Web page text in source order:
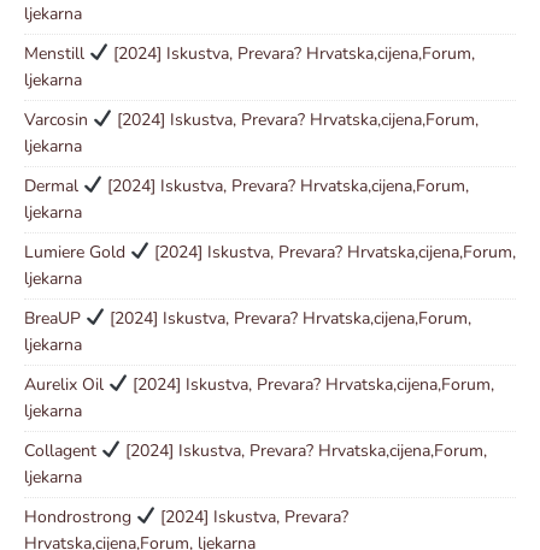
ljekarna
Menstill
[2024] Iskustva, Prevara? Hrvatska,cijena,Forum,
ljekarna
Varcosin
[2024] Iskustva, Prevara? Hrvatska,cijena,Forum,
ljekarna
Dermal
[2024] Iskustva, Prevara? Hrvatska,cijena,Forum,
ljekarna
Lumiere Gold
[2024] Iskustva, Prevara? Hrvatska,cijena,Forum,
ljekarna
BreaUP
[2024] Iskustva, Prevara? Hrvatska,cijena,Forum,
ljekarna
Aurelix Oil
[2024] Iskustva, Prevara? Hrvatska,cijena,Forum,
ljekarna
Collagent
[2024] Iskustva, Prevara? Hrvatska,cijena,Forum,
ljekarna
Hondrostrong
[2024] Iskustva, Prevara?
Hrvatska,cijena,Forum, ljekarna